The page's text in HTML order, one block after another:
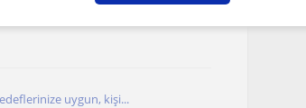
seviyesindeki ilk...
uygun, kişi...